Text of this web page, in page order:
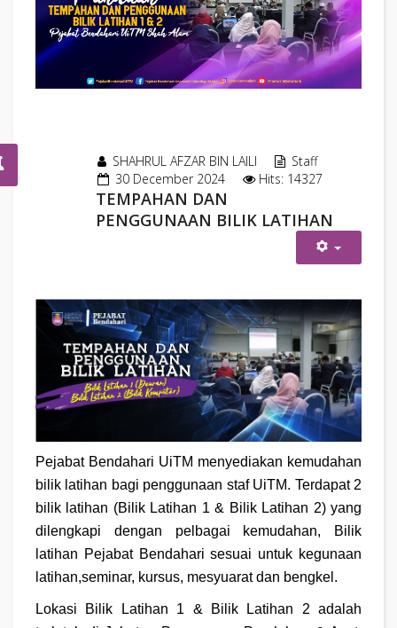
SHAHRUL AFZAR BIN LAILI
Staff
30 December 2024
Hits: 14327
TEMPAHAN DAN
PENGGUNAAN BILIK LATIHAN
Pejabat Bendahari UiTM menyediakan kemudahan
bilik latihan bagi penggunaan staf UiTM. Terdapat 2
bilik latihan (Bilik Latihan 1 & Bilik Latihan 2) yang
dilengkapi dengan pelbagai kemudahan, Bilik
latihan Pejabat Bendahari sesuai untuk kegunaan
latihan,seminar, kursus, mesyuarat dan bengkel.
Lokasi Bilik Latihan 1 & Bilik Latihan 2 adalah